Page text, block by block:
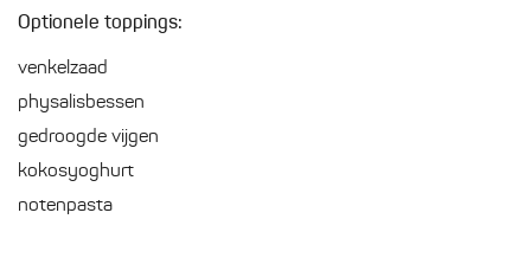
Optionele toppings:
venkelzaad
physalisbessen
gedroogde vijgen
kokosyoghurt
notenpasta